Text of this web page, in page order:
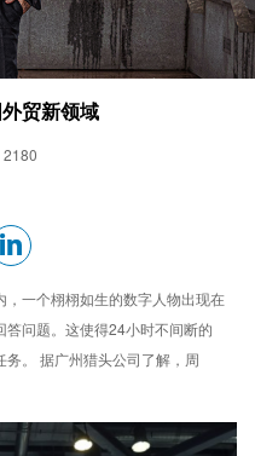
贸新领域
2180
一个栩栩如生的数字人物出现在
答问题。这使得24小时不间断的
。 据广州猎头公司了解，周